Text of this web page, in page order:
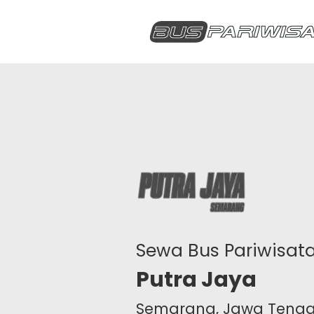
Sewa Bus
Putra Jaya
Semarang, Jawa